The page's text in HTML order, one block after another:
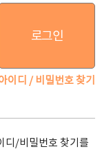
이디 / 비밀번호 찾기
디/비밀번호 찾기를